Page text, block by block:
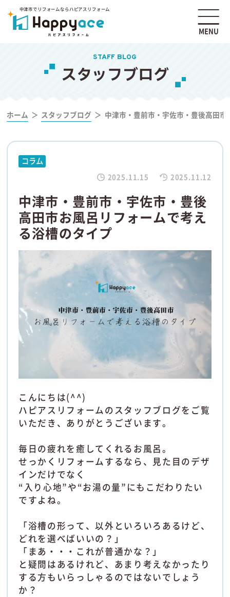
中津市でリフォームならハピアスリフォーム
MENU
STAFF BLOG
スタッフブログ
ホーム スタッフブログ 中津市・豊前市・宇佐市・豊後高田
コラム
2025.11.15 2025.11.12
中津市・豊前市・宇佐市・豊後
高田市お風呂リフォームで考え
る浴槽のタイプ
こんにちは(^^)
ハピアスリフォームのスタッフブログをご覧
いただき、ありがとうございます。
毎日の疲れを癒してくれるお風呂。
せっかくリフォームするなら、見た目のデザ
インだけでなく
“入り心地”や“お湯の量”にもこだわりたい
ですよね。
「浴槽の形って、以外といろいろあるけど、
どれを選べばいいの？」
「まあ・・・これが普通かな？」
と疑問はあるけれど、あまり考えなかったり
する方もいらっしゃるのではないでしょう
か？